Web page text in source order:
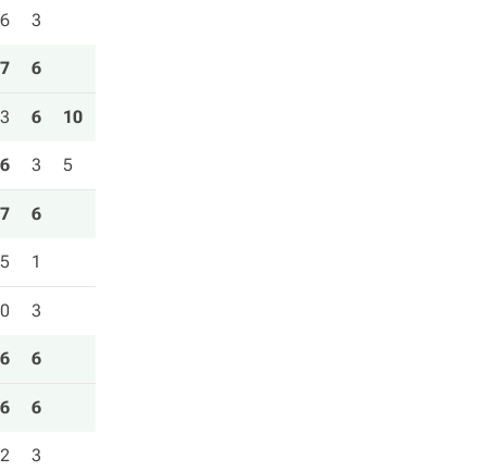
6 3
7 6
3 6 10
6 3 5
7 6
5 1
0 3
6 6
6 6
2 3